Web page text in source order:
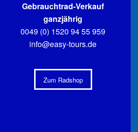
Gebrauchtrad-Verkauf
ganzjährig
0049 (0) 1520 94 55 959
info@easy-tours.de
Zum Radshop